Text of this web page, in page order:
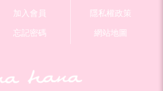
加入會員
忘記密碼
隱私權政策
網站地圖